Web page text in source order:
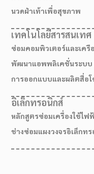
นวดฝ่าเท้าเพื่อสุขภาพ
เทคโนโลยีสารสนเทศ
ซ่อมคอมพิวเตอร์และเครื
พัฒนาแอพพลิเคชั่นระบบ
การออกแบบและผลิตสื่อ
อิเล็กทรอนิกส์
หลักสูตรซ่อมเครื่องใช้ไฟ
ช่างซ่อมแผงวงจรอิเล็กท